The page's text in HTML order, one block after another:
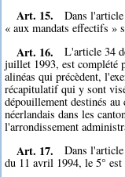
Art. 15.
Dans
« aux mandats effectifs »
Art. 16.
L'article 34
juillet 1993, est complété
alinéas qui précèdent,
récapitulatif qui y sont
dépouillement destinés
néerlandais dans les
l'arrondissement
Art. 17.
Dans
du 11 avril 1994, le 5° est